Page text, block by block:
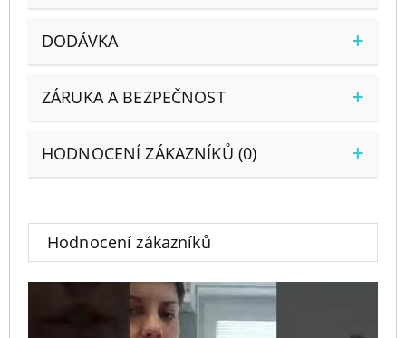
Hodnocení zákazníků
DODÁVKA
ZÁRUKA A BEZPEČNOST
HODNOCENÍ ZÁKAZNÍKŮ (0)